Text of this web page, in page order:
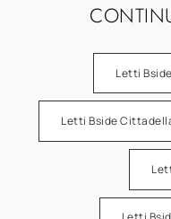
Letti
Letti Bside